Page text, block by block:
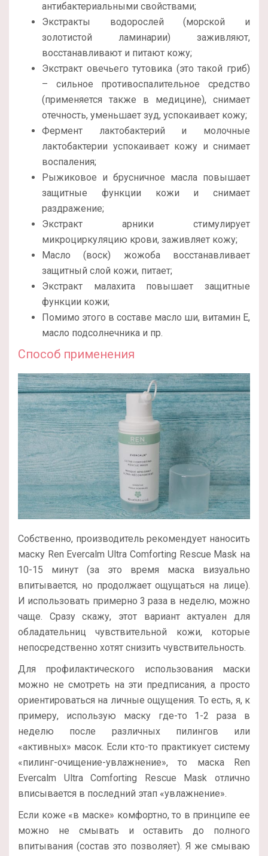
антибактериальными свойствами;
Экстракты водорослей (морской и
золотистой ламинарии) заживляют,
восстанавливают и питают кожу;
Экстракт овечьего тутовика (это такой гриб)
– сильное противоспалительное средство
(применяется также в медицине), снимает
отечность, уменьшает зуд, успокаивает кожу;
Фермент лактобактерий и молочные
лактобактерии успокаивает кожу и снимает
воспаления;
Рыжиковое и брусничное масла повышает
защитные функции кожи и снимает
раздражение;
Экстракт арники стимулирует
микроциркуляцию крови, заживляет кожу;
Масло (воск) жожоба восстанавливает
защитный слой кожи, питает;
Экстракт малахита повышает защитные
функции кожи;
Помимо этого в составе масло ши, витамин Е,
масло подсолнечника и пр.
Способ применения
Собственно, производитель рекомендует наносить
маску Ren Evercalm Ultra Comforting Rescue Mask на
10-15 минут (за это время маска визуально
впитывается, но продолжает ощущаться на лице).
И использовать примерно 3 раза в неделю, можно
чаще. Сразу скажу, этот вариант актуален для
обладательниц чувствительной кожи, которые
непосредственно хотят снизить чувствительность.
Для профилактического использования маски
можно не смотреть на эти предписания, а просто
ориентироваться на личные ощущения. То есть, я, к
примеру, использую маску где-то 1-2 раза в
неделю после различных пилингов или
«активных» масок. Если кто-то практикует систему
«пилинг-очищение-увлажнение», то маска Ren
Evercalm Ultra Comforting Rescue Mask отлично
вписывается в последний этап «увлажнение».
Если коже «в маске» комфортно, то в принципе ее
можно не смывать и оставить до полного
впитывания (состав это позволяет). Я же смываю